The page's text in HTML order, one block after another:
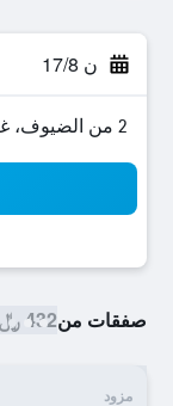
ن 17/8
2 من الضيوف، غرفة واحدة
صفقات من432 ﷼
مزود